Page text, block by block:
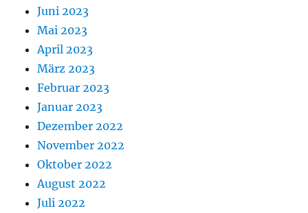
Juni 2023
Mai 2023
April 2023
März 2023
Februar 2023
Januar 2023
Dezember 2022
November 2022
Oktober 2022
August 2022
Juli 2022